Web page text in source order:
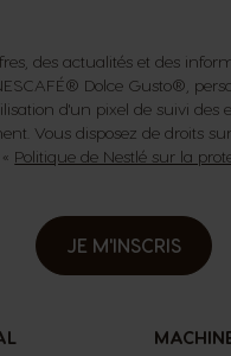
des actualités et des
Dolce Gusto®,
d'un pixel de suivi des
Vous disposez de droits
Politique de Nestlé sur la
JE M'INSCRIS